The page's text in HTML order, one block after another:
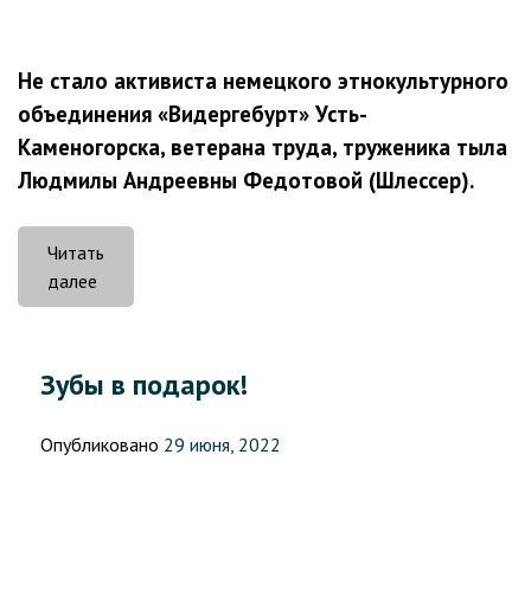
Не стало активиста немецкого этнокультурного
объединения «Видергебурт» Усть-
Каменогорска, ветерана труда, труженика тыла
Людмилы Андреевны Федотовой (Шлессер).
Читать
далее
из
Федотова
Зубы в подарок!
Опубликовано 29 июня, 2022